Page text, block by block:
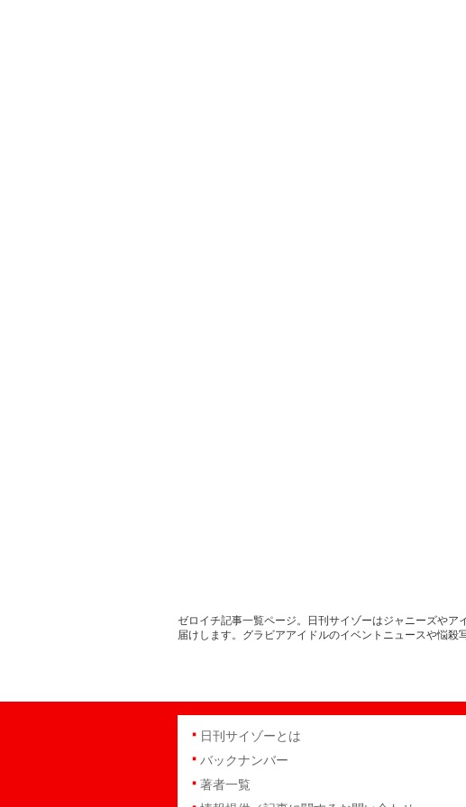
ゼロイチ記事一覧ページ。日刊サイゾーはジャニーズや
届けします。グラビアアイドルのイベントニュースや悩
日刊サイゾーとは
バックナンバー
著者一覧